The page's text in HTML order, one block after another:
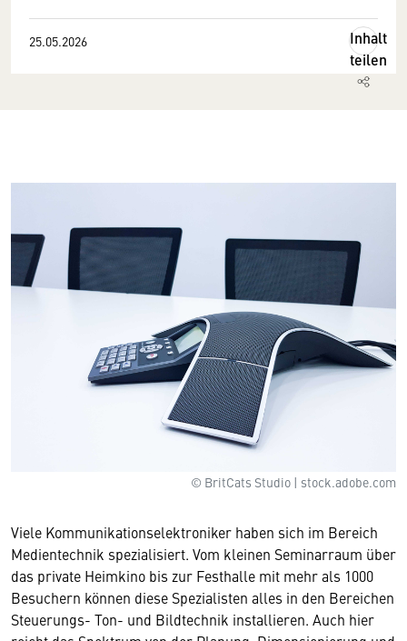
25.05.2026
Inhalt
teilen
© BritCats Studio | stock.adobe.com
Viele Kommunikationselektroniker haben sich im Bereich
Medientechnik spezialisiert. Vom kleinen Seminarraum über
das private Heimkino bis zur Festhalle mit mehr als 1000
Besuchern können diese Spezialisten alles in den Bereichen
Steuerungs- Ton- und Bildtechnik installieren. Auch hier